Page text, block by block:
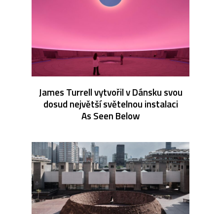
James Turrell vytvořil v Dánsku svou
dosud největší světelnou instalaci
As Seen Below